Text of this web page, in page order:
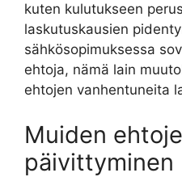
kuten kulutukseen
laskutuskausien
sähkösopimuksessa
ehtoja, nämä lain
ehtojen vanhentuneita
Muiden
päivittyminen